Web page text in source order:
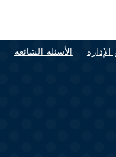
الأسئلة الشائعة